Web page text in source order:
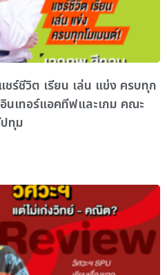
ชร์ชีวิต เรียน เล่น แข่ง ครบทุก
นเทอร์แอคทีฟและเกม คณะ
ทุม